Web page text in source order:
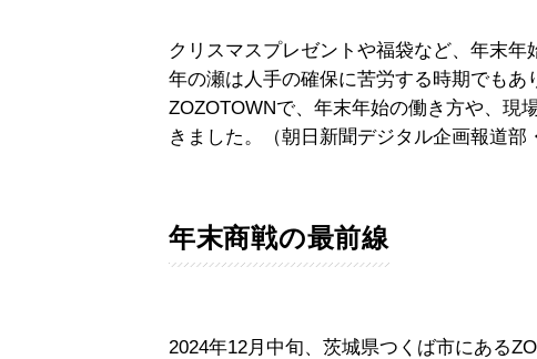
クリスマスプレゼントや福袋など、年末年
年の瀬は人手の確保に苦労する時期でも
ZOZOTOWNで、年末年始の働き方や、現
きました。（朝日新聞デジタル企画報道部
年末商戦の最前線
2024年12月中旬、茨城県つくば市にある